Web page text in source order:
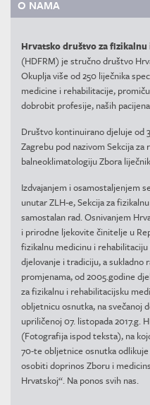
O NAMA
Hrvatsko društvo za
(HDFRM) je stručno društvo
Okuplja više od 250 liječnika
medicine i rehabilitacije,
dobrobit profesije, naših
Društvo kontinuirano djeluje od
Zagrebu pod nazivom Sekcija
balneoklimatologiju Zbora
Izdvajanjem i osamostaljenjem
unutar ZLH-e, Sekcija za
samostalan rad. Osnivanjem
i prirodne ljekovite činitelje u
fizikalnu medicinu i
djelovanje i tradiciju, a
promjenama, od 2005.godine
za fizikalnu i rehabilitacijsku
obljetnicu osnutka, na svečanoj
upriličenoj 07. listopada 2017.g.
(Fotografija ispod teksta), na
70-te obljetnice osnutka
osobiti doprinos Zboru i
Hrvatskoj“. Na ponos svih nas.